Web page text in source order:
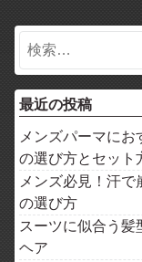
最近の投稿
メンズパーマにお
の選び方とセット
メンズ必見！汗
の選び方
スーツに似合う髪
ヘア